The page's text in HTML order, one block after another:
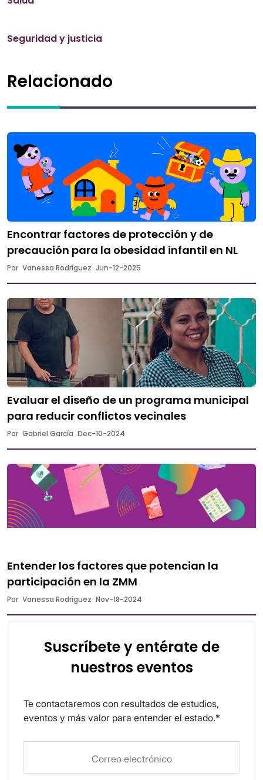
Seguridad y justicia
Relacionado
Encontrar factores de protección y de
precaución para la obesidad infantil en NL
Por Vanessa Rodríguez Jun-12-2025
Evaluar el diseño de un programa municipal
para reducir conflictos vecinales
Por Gabriel García Dec-10-2024
Entender los factores que potencian la
participación en la ZMM
Por Vanessa Rodríguez Nov-18-2024
Suscríbete y entérate de
nuestros eventos
Te contactaremos con resultados de estudios,
eventos y más valor para entender el estado.*